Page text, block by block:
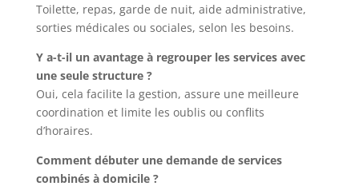
Toilette, repas, garde de nuit, aide administrative,
sorties médicales ou sociales, selon les besoins.
Y a-t-il un avantage à regrouper les services avec
une seule structure ?
Oui, cela facilite la gestion, assure une meilleure
coordination et limite les oublis ou conflits
d’horaires.
Comment débuter une demande de services
combinés à domicile ?